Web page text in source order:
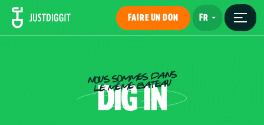
FAIRE UN DON
NOUS SOMMES DANS
LE MÊME BATEAU
DIGIN